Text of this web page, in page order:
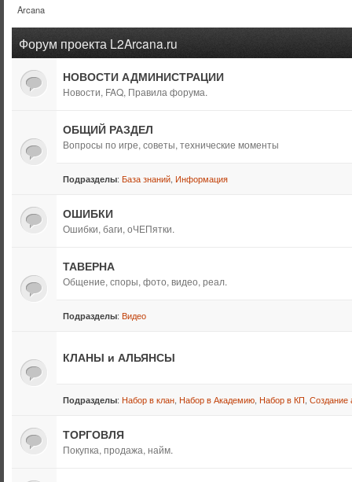
Arcana
Форум проекта L2Arcana.ru
НОВОСТИ АДМИНИСТРАЦИИ
Новости, FAQ, Правила форума.
ОБЩИЙ РАЗДЕЛ
Вопросы по игре, советы, технические моменты
Подразделы: База знаний Информация
ОШИБКИ
Ошибки, баги, оЧЕПятки.
ТАВЕРНА
Общение, споры, фото, видео, реал.
Подразделы: Видео
КЛАНЫ и АЛЬЯНСЫ
Подразделы: Набор в клан Набор в Академию Набор в КП Создание
ТОРГОВЛЯ
Покупка, продажа, найм.